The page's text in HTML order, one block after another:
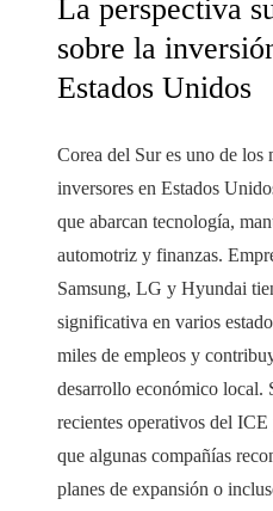
La perspectiva
sobre la
Estados Unidos
Corea del Sur es uno de los
inversores en Estados
que abarcan tecnología,
automotriz y finanzas.
Samsung, LG y Hyundai
significativa en varios
miles de empleos y
desarrollo económico local.
recientes operativos del
que algunas compañías
planes de expansión o